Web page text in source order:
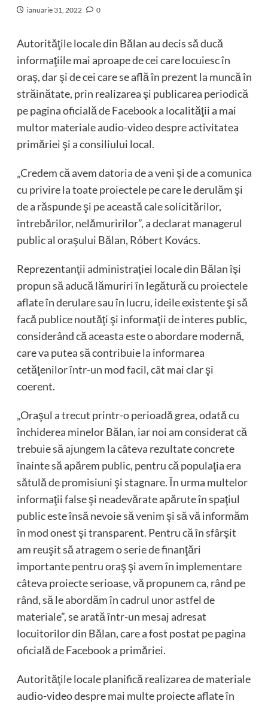
ianuarie 31, 2022 0
Autorităţile locale din Bălan au decis să ducă
informaţiile mai aproape de cei care locuiesc în
oraş, dar şi de cei care se află în prezent la muncă în
străinătate, prin realizarea şi publicarea periodică
pe pagina oficială de Facebook a localităţii a mai
multor materiale audio-video despre activitatea
primăriei şi a consiliului local.
„Credem că avem datoria de a veni şi de a comunica
cu privire la toate proiectele pe care le derulăm şi
de a răspunde şi pe această cale solicitărilor,
întrebărilor, nelămuririlor”, a declarat managerul
public al oraşului Bălan, Róbert Kovács.
Reprezentanţii administraţiei locale din Bălan îşi
propun să aducă lămuriri în legătură cu proiectele
aflate în derulare sau în lucru, ideile existente şi să
facă publice noutăţi şi informaţii de interes public,
considerând că aceasta este o abordare modernă,
care va putea să contribuie la informarea
cetăţenilor într-un mod facil, cât mai clar şi
coerent.
„Oraşul a trecut printr-o perioadă grea, odată cu
închiderea minelor Bălan, iar noi am considerat că
trebuie să ajungem la câteva rezultate concrete
înainte să apărem public, pentru că populaţia era
sătulă de promisiuni şi stagnare. În urma multelor
informaţii false şi neadevărate apărute în spaţiul
public este însă nevoie să venim şi să vă informăm
în mod onest şi transparent. Pentru că în sfârşit
am reuşit să atragem o serie de finanţări
importante pentru oraş şi avem în implementare
câteva proiecte serioase, vă propunem ca, rând pe
rând, să le abordăm în cadrul unor astfel de
materiale”, se arată într-un mesaj adresat
locuitorilor din Bălan, care a fost postat pe pagina
oficială de Facebook a primăriei.
Autorităţile locale planifică realizarea de materiale
audio-video despre mai multe proiecte aflate în